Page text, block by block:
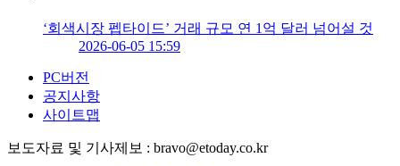
‘회색시장 펩타이드’ 거래 규모 연 1억 달러 넘어설 것
2026-06-05 15:59
PC버전
공지사항
사이트맵
보도자료 및 기사제보 : bravo@etoday.co.kr